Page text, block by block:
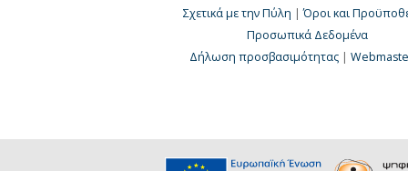
Σχετικά με την Πύλη |Όροι και
Προσωπικά Δεδομένα
Δήλωση προσβασιμότητας|